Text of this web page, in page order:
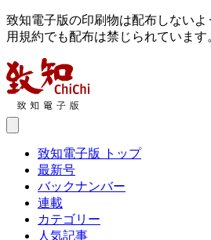
致知電子版の印刷物は配布しないよ
用規約でも配布は禁じられています
致知電子版 トップ
最新号
バックナンバー
連載
カテゴリー
人気記事